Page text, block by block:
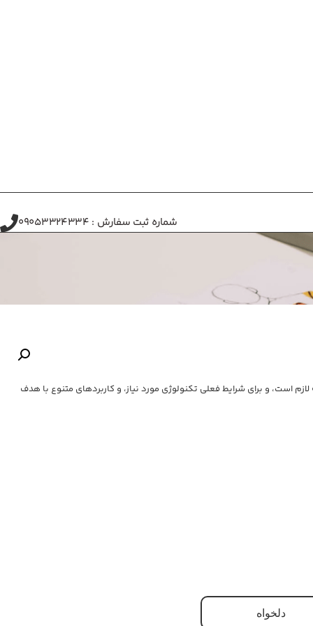
شماره ثبت سفارش : 09053324334
است، و برای شرایط فعلی تکنولوژی مورد نیاز، و کاربردهای متنوع با هدف
دلخواه